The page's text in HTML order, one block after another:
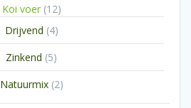
Koi voer 1212
Drijvend 44
producten
Zinkend 55
producten
Natuurmix 22